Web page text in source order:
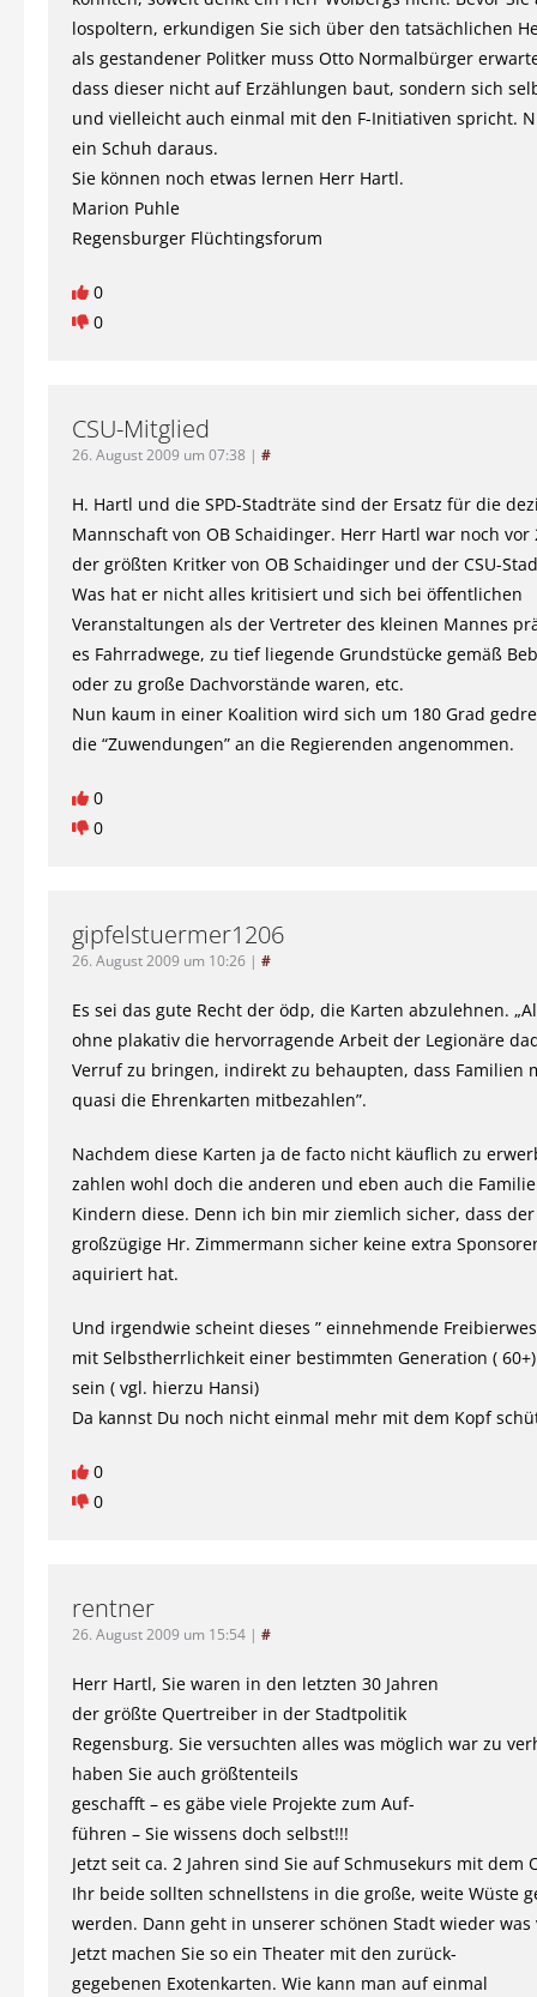
lospoltern, erkundigen Sie sich über den tatsächlichen
als gestandener Politker muss Otto Normalbürger
dass dieser nicht auf Erzählungen baut, sondern sich
und vielleicht auch einmal mit den F-Initiativen spricht.
ein Schuh daraus.
Sie können noch etwas lernen Herr Hartl.
Marion Puhle
Regensburger Flüchtingsforum
0
0
CSU-Mitglied
26. August 2009 um 07:38 | #
H. Hartl und die SPD-Stadträte sind der Ersatz für die
Mannschaft von OB Schaidinger. Herr Hartl war noch vor
der größten Kritker von OB Schaidinger und der CSU-
Was hat er nicht alles kritisiert und sich bei öffentlichen
Veranstaltungen als der Vertreter des kleinen Mannes
es Fahrradwege, zu tief liegende Grundstücke gemäß
oder zu große Dachvorstände waren, etc.
Nun kaum in einer Koalition wird sich um 180 Grad
die “Zuwendungen” an die Regierenden angenommen.
0
0
gipfelstuermer1206
26. August 2009 um 10:26 | #
Es sei das gute Recht der ödp, die Karten abzulehnen.
ohne plakativ die hervorragende Arbeit der Legionäre
Verruf zu bringen, indirekt zu behaupten, dass Familien
quasi die Ehrenkarten mitbezahlen”.
Nachdem diese Karten ja de facto nicht käuflich zu
zahlen wohl doch die anderen und eben auch die
Kindern diese. Denn ich bin mir ziemlich sicher, dass der
großzügige Hr. Zimmermann sicher keine extra
aquiriert hat.
Und irgendwie scheint dieses ” einnehmende
mit Selbstherrlichkeit einer bestimmten Generation (
sein ( vgl. hierzu Hansi)
Da kannst Du noch nicht einmal mehr mit dem Kopf
0
0
rentner
26. August 2009 um 15:54 | #
Herr Hartl, Sie waren in den letzten 30 Jahren
der größte Quertreiber in der Stadtpolitik
Regensburg. Sie versuchten alles was möglich war zu
haben Sie auch größtenteils
geschafft – es gäbe viele Projekte zum Auf-
führen – Sie wissens doch selbst!!!
Jetzt seit ca. 2 Jahren sind Sie auf Schmusekurs mit dem
Ihr beide sollten schnellstens in die große, weite Wüste
werden. Dann geht in unserer schönen Stadt wieder was
Jetzt machen Sie so ein Theater mit den zurück-
gegebenen Exotenkarten. Wie kann man auf einmal